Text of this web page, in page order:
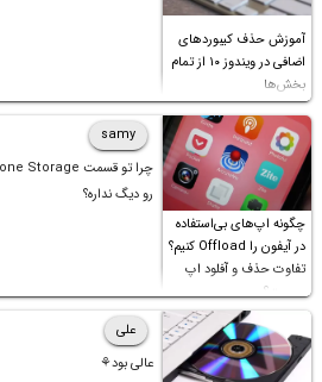
آموزش حذف کیبوردهای
اضافی در ویندوز ۱۰ از تمام
بخش‌ها
چگونه اپ‌های بی‌استفاده
در آیفون را Offload کنیم؟
تفاوت حذف و آفلود اپ
چیست؟
samy
رو دیگ نداره؟
علی
عالی بود⚘